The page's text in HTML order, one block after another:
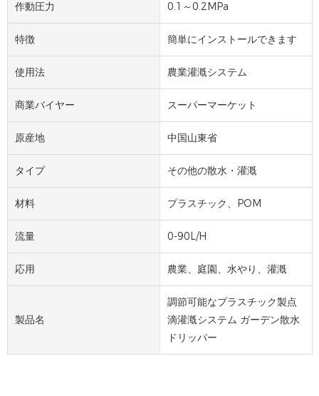
作動圧力 0.1～0.2MPa
特徴 簡単にインストールできます
使用法 農業灌漑システム
商業バイヤー スーパーマーケット
原産地 中国山東省
タイプ その他の散水・灌漑
材料 プラスチック、POM
流量 0-90L/H
応用 農業、庭園、水やり、灌漑
製品名
調節可能なプラスチック製点
滴灌漑システム ガーデン散水
ドリッパー